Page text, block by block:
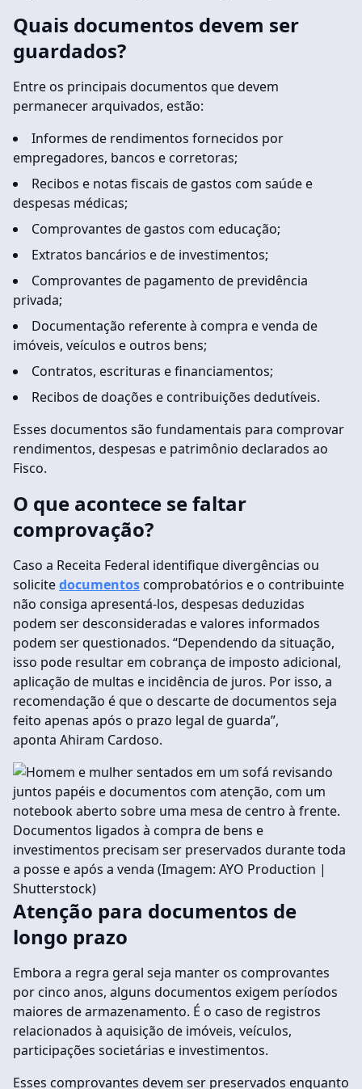
Quais documentos devem ser
guardados?
Entre os principais documentos que devem
permanecer arquivados, estão:
Informes de rendimentos fornecidos por
empregadores, bancos e corretoras;
Recibos e notas fiscais de gastos com saúde e
despesas médicas;
Comprovantes de gastos com educação;
Extratos bancários e de investimentos;
Comprovantes de pagamento de previdência
privada;
Documentação referente à compra e venda de
imóveis, veículos e outros bens;
Contratos, escrituras e financiamentos;
Recibos de doações e contribuições dedutíveis.
Esses documentos são fundamentais para comprovar
rendimentos, despesas e patrimônio declarados ao
Fisco.
O que acontece se faltar
comprovação?
Caso a Receita Federal identifique divergências ou
solicitedocumentos comprobatórios e o contribuinte
não consiga apresentá-los, despesas deduzidas
podem ser desconsideradas e valores informados
podem ser questionados. “Dependendo da situação,
isso pode resultar em cobrança de imposto adicional,
aplicação de multas e incidência de juros. Por isso, a
recomendação é que o descarte de documentos seja
feito apenas após o prazo legal de guarda”,
aponta Ahiram Cardoso.
Documentos ligados à compra de bens e
investimentos precisam ser preservados durante toda
a posse e após a venda (Imagem: AYO Production |
Shutterstock)
Atenção para documentos de
longo prazo
Embora a regra geral seja manter os comprovantes
por cinco anos, alguns documentos exigem períodos
maiores de armazenamento. É o caso de registros
relacionados à aquisição de imóveis, veículos,
participações societárias e investimentos.
Esses comprovantes devem ser preservados enquanto